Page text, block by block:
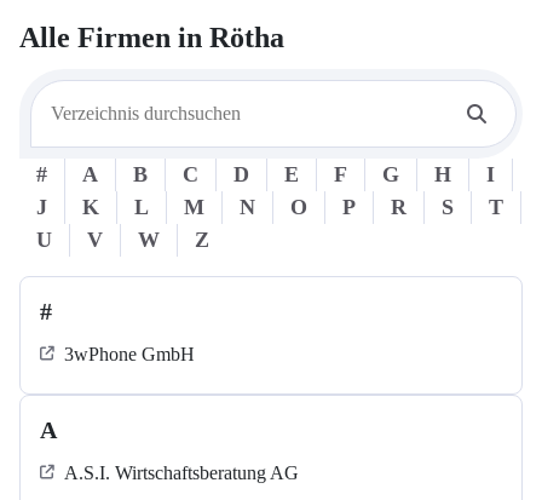
Alle Firmen in Rötha
# A B C D E F G H
I
J
K L M N O P R S
T
U
V W Z
#
3wPhone GmbH
A
A.S.I. Wirtschaftsberatung AG